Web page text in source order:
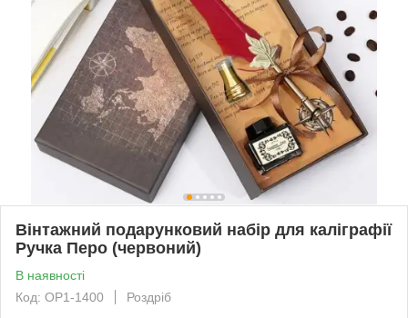
Вінтажний подарунковий набір для каліграфії
Ручка Перо (червоний)
В наявності
Код: OP1-1400
Роздріб